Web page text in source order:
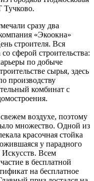
Тучково.
сразу два
«Экоокна»
строителя. Вся
сферой строительства:
по добыче
сырья, здесь
производству
комбинат с
воздухе, поэтому
множество. Одной из
красочная стойка
у парадного
Искусств. Всем
в бесплатной
на бесплатное